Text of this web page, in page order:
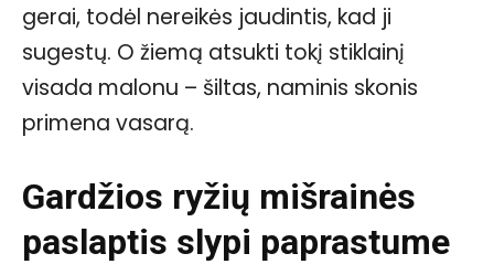
gerai, todėl nereikės jaudintis, kad ji
sugestų. O žiemą atsukti tokį stiklainį
visada malonu – šiltas, naminis skonis
primena vasarą.
Gardžios ryžių mišrainės
paslaptis slypi paprastume